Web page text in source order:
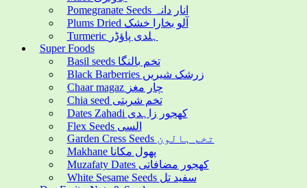
Pomegranate Seeds انار دانہ
Plums Dried آلو بخارا خشک
Turmeric ہلدی پاؤڈر
Super Foods
Basil seeds تخم بالنگا
Black Barberries زرشک شیریں
Chaar magaz چار مغز
Chia seed تخم شربتی
Dates Zahadi کھجور زاہدی
Flex Seeds السی
Garden Cress Seeds تخم ہالون
Makhane پھول مکانا
Muzafaty Dates کھجور مضافاتی
White Sesame Seeds سفید تل